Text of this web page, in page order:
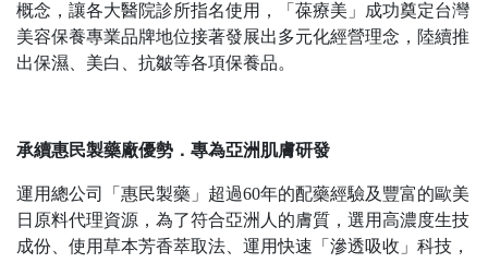
概念，讓各大醫院診所指名使用，「葆療美」成功奠定台灣
美容保養專業品牌地位接著發展出多元化經營理念，陸續推
出保濕、美白、抗皺等各項保養品。
承續惠民製藥廠優勢．專為亞洲肌膚研發
運用總公司「惠民製藥」超過60年的配藥經驗及豐富的歐美
日原料代理資源，為了符合亞洲人的膚質，選用高濃度生技
成份、使用草本芳香萃取法、運用快速「滲透吸收」科技，